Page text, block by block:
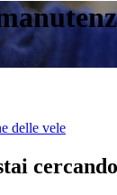
delle vele